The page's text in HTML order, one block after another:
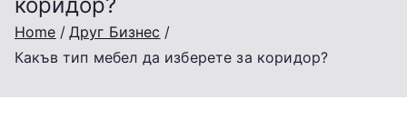
Home
Друг Бизнес
Какъв тип мебел да изберете за коридор?